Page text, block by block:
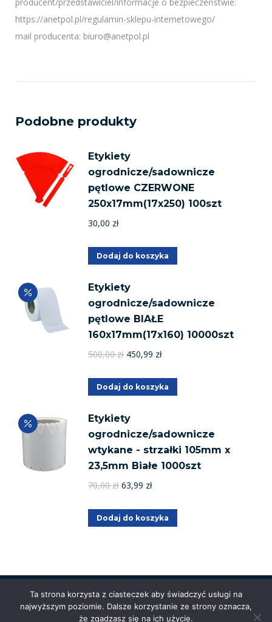
https://anetpol.pl/regulamin-sklepu-internetowego/
mail producenta: biuro@anetpol.pl
Podobne produkty
Etykiety
ogrodnicze/sadownicze
pętlowe CZERWONE
250x17mm(17x250) 100szt
30,00 zł
Dodaj do koszyka
Etykiety
ogrodnicze/sadownicze
pętlowe BIAŁE
160x17mm(17x160) 10000szt
500,00zł Pierwotna
wynosiła:
450,99 złAktualna
wynosi:
Dodaj do koszyka
Etykiety
ogrodnicze/sadownicze
wtykane - strzałki 105mm x
23,5mm Białe 1000szt
70,00zł Pierwotna
wynosiła:
63,99 złAktualna
wynosi:
Dodaj do koszyka
Powered byAnetpol.pl| © MS-Solutions 2025
Ta strona korzysta z ciasteczek aby świadczyć usługi na
najwyższym poziomie. Dalsze korzystanie ze strony oznacza,
że zgadzasz się na ich użycie.